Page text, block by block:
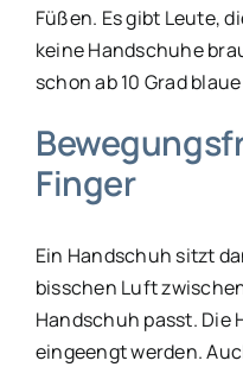
Füßen. Es gibt Leute,
keine Handschuhe
schon ab 10 Grad
Finger
Ein Handschuh sitzt
bisschen Luft
Handschuh passt. Die
eingeengt werden.